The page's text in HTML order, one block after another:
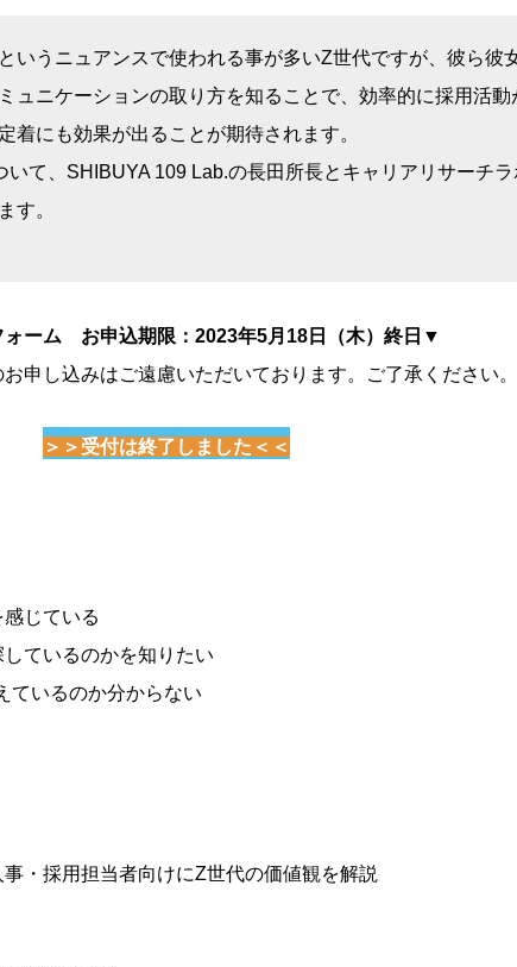
いうニュアンスで使われる事が多いZ世代ですが、彼ら彼
ュニケーションの取り方を知ることで、効率的に採用活動
着にも効果が出ることが期待されます。
て、SHIBUYA 109 Lab.の長田所長とキャリアリサーチラ
す。
ーム お申込期限：2023年5月18日（木）終日▼
申し込みはご遠慮いただいております。ご了承ください。
＞＞受付は終了しました＜＜
感じている
ているのかを知りたい
ているのか分からない
・採用担当者向けにZ世代の価値観を解説